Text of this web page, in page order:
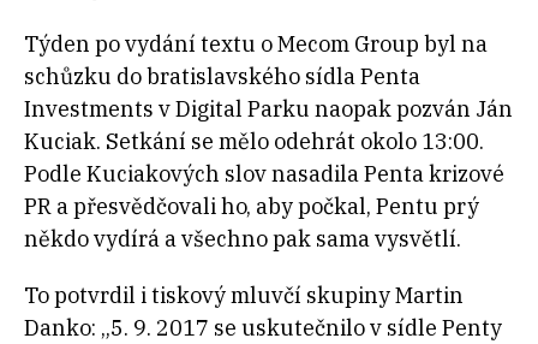
Týden po vydání textu o Mecom Group byl na
schůzku do bratislavského sídla Penta
Investments v Digital Parku naopak pozván Ján
Kuciak. Setkání se mělo odehrát okolo 13:00.
Podle Kuciakových slov nasadila Penta krizové
PR a přesvědčovali ho, aby počkal, Pentu prý
někdo vydírá a všechno pak sama vysvětlí.
To potvrdil i tiskový mluvčí skupiny Martin
Danko: „5. 9. 2017 se uskutečnilo v sídle Penty